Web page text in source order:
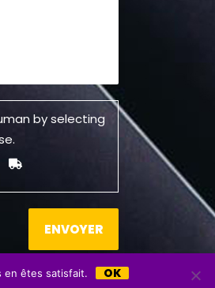
by selecting
.
en êtes satisfait. OK